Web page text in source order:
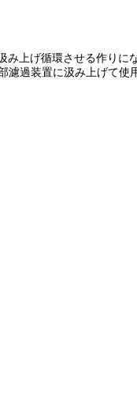
上げ循環させる作りに
過装置に汲み上げて使